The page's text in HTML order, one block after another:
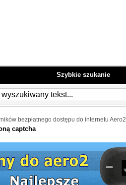
Szybkie szukanie
bezpłatnego dostępu do internetu Aero2
captcha